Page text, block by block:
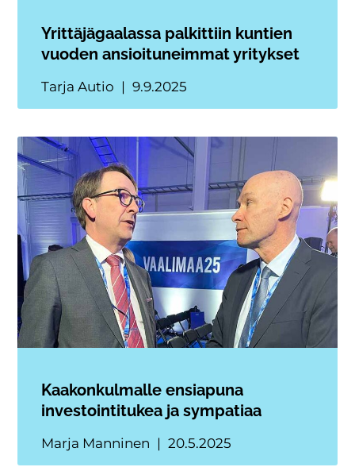
Yrittäjägaalassa palkittiin kuntien
vuoden ansioituneimmat yritykset
Tarja Autio 9.9.2025
Kaakonkulmalle ensiapuna
investointitukea ja sympatiaa
Marja Manninen 20.5.2025